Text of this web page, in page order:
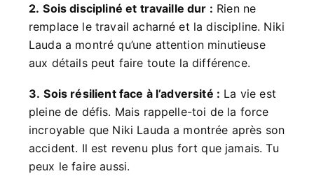
2. Sois discipliné et travaille dur : Rien ne
remplace le travail acharné et la discipline. Niki
Lauda a montré qu’une attention minutieuse
aux détails peut faire toute la différence.
3. Sois résilient face à l’adversité : La vie est
pleine de défis. Mais rappelle-toi de la force
incroyable que Niki Lauda a montrée après son
accident. Il est revenu plus fort que jamais. Tu
peux le faire aussi.